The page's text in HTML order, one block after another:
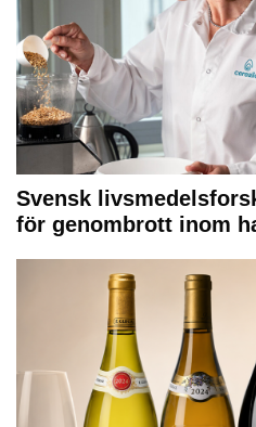
Svensk
för genombrott inom